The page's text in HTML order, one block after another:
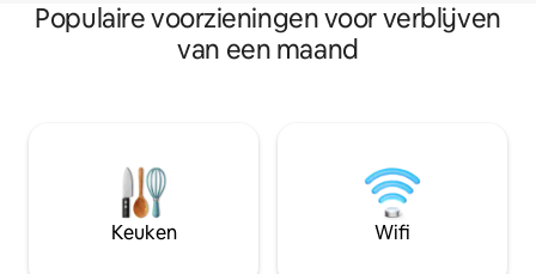
Populaire voorzieningen voor verblijven
van een maand
Keuken Wifi